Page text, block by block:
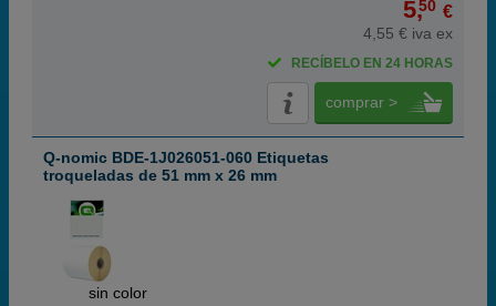
5,50 €
4,55 € iva ex
RECÍBELO EN 24 HORAS
comprar >
Q-nomic BDE-1J026051-060 Etiquetas
troqueladas de 51 mm x 26 mm
sin color